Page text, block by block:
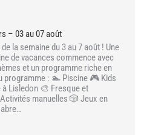
– 03 au 07 août
la semaine du 3 au 7 août ! Une
de vacances commence avec
et un programme riche en
programme : 🏊 Piscine 🎮 Kids
Lisledon 🎨 Fresque et
manuelles 🎲 Jeux en